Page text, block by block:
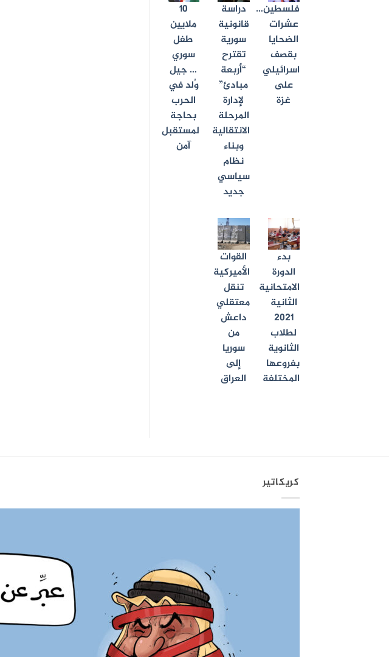
فلسطين…
عشرات
الضحايا
بقصف
اسرائيلي
على
غزة
دراسة
قانونية
سورية
تقترح
“أربعة
مبادئ”
لإدارة
المرحلة
الانتقالية
وبناء
نظام
سياسي
جديد
10
ملايين
طفل
سوري
… جيل
وُلد في
الحرب
بحاجة
لمستقبل
آمن
بدء
الدورة
الامتحانية
الثانية
2021
لطلاب
الثانوية
بفروعها
المختلفة
القوات
الأميركية
تنقل
معتقلي
داعش
من
سوريا
إلى
العراق
كريكاتير